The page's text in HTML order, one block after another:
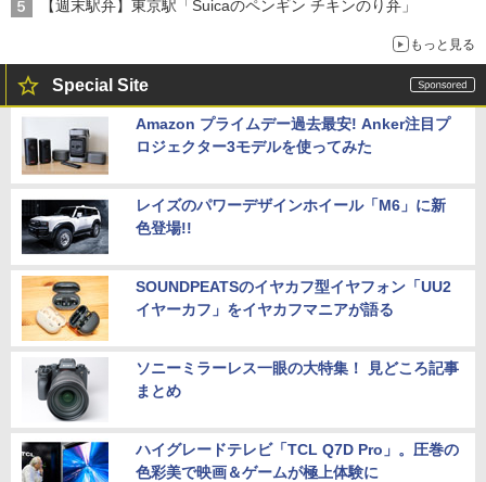
【週末駅弁】東京駅「Suicaのペンギン チキンのり弁」
もっと見る
Special Site
Amazon プライムデー過去最安! Anker注目プ
ロジェクター3モデルを使ってみた
レイズのパワーデザインホイール「M6」に新
色登場!!
SOUNDPEATSのイヤカフ型イヤフォン「UU2
イヤーカフ」をイヤカフマニアが語る
ソニーミラーレス一眼の大特集！ 見どころ記事
まとめ
ハイグレードテレビ「TCL Q7D Pro」。圧巻の
色彩美で映画＆ゲームが極上体験に